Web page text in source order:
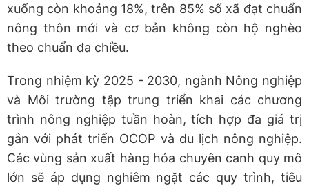
xuống còn khoảng 18%, trên 85% số xã đạt chuẩn
nông thôn mới và cơ bản không còn hộ nghèo
theo chuẩn đa chiều.
Trong nhiệm kỳ 2025 - 2030, ngành Nông nghiệp
và Môi trường tập trung triển khai các chương
trình nông nghiệp tuần hoàn, tích hợp đa giá trị
gắn với phát triển OCOP và du lịch nông nghiệp.
Các vùng sản xuất hàng hóa chuyên canh quy mô
lớn sẽ áp dụng nghiêm ngặt các quy trình, tiêu